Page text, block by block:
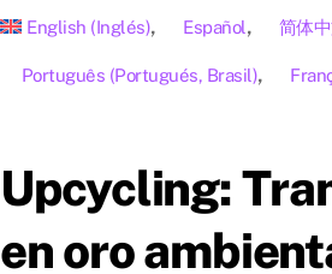
English (Inglés) Español 简体
Português (Portugués, Brasil)
Upcycling:
en oro